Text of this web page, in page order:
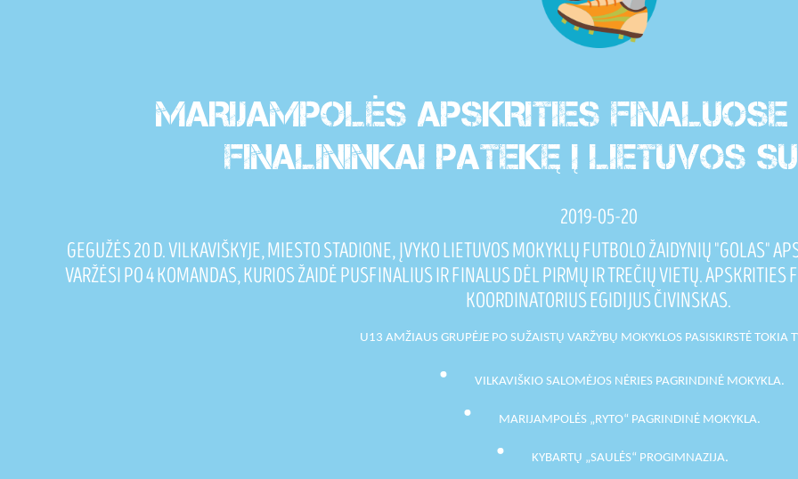
MARIJAMPOLĖS APSKRITIES
FINALININKAI PATEKĘ Į LIETUVOS
2019-05-20
GEGUŽĖS 20 D. VILKAVIŠKYJE, MIESTO STADIONE, ĮVYKO LIETUVOS MOKYKLŲ FUTBOLO ŽAIDYNIŲ "GOLAS"
VARŽĖSI PO 4 KOMANDAS, KURIOS ŽAIDĖ PUSFINALIUS IR FINALUS DĖL PIRMŲ IR TREČIŲ VIETŲ.
KOORDINATORIUS EGIDIJUS ČIVINSKAS.
U13 AMŽIAUS GRUPĖJE PO SUŽAISTŲ VARŽYBŲ MOKYKLOS PASISKIRSTĖ TOKIA
VILKAVIŠKIO SALOMĖJOS NĖRIES PAGRINDINĖ MOKYKLA.
MARIJAMPOLĖS „RYTO“ PAGRINDINĖ MOKYKLA.
KYBARTŲ „SAULĖS“ PROGIMNAZIJA.